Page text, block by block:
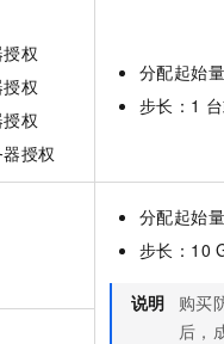
权
权
权
授权
分配起始
步长：1
分配起始
步长：10
说明
购买
后，